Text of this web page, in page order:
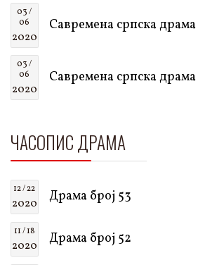
03 /
06
2020
Савремена српска драма
03 /
06
2020
Савремена српска драма
ЧАСОПИС ДРАМА
12 / 22
2020 Драма број 53
11 / 18
2020 Драма број 52